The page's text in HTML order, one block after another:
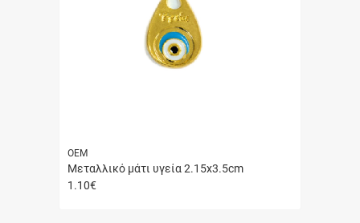
ΟΕΜ
Μεταλλικό μάτι υγεία 2.15x3.5cm
1.10€